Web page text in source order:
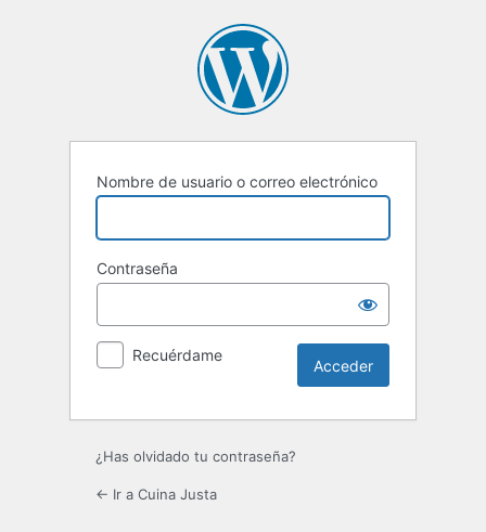
Nombre de usuario o correo electrónico
Contraseña
Recuérdame
¿Has olvidado tu contraseña?
← Ir a Cuina Justa